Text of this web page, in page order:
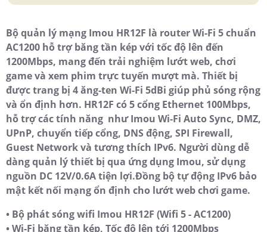
Bộ quản lý mạng Imou HR12F là router Wi-Fi 5 chuẩn
AC1200 hỗ trợ băng tần kép với tốc độ lên đến
1200Mbps, mang đến trải nghiệm lướt web, chơi
game và xem phim trực tuyến mượt mà. Thiết bị
được trang bị 4 ăng-ten Wi-Fi 5dBi giúp phủ sóng rộng
và ổn định hơn. HR12F có 5 cổng Ethernet 100Mbps,
hỗ trợ các tính năng như Imou Wi-Fi Auto Sync, DMZ,
UPnP, chuyển tiếp cổng, DNS động, SPI Firewall,
Guest Network và tương thích IPv6. Người dùng dễ
dàng quản lý thiết bị qua ứng dụng Imou, sử dụng
nguồn DC 12V/0.6A tiện lợi.Đồng bộ tự động IPv6 bảo
mật kết nối mạng ổn định cho lướt web chơi game.
• Bộ phát sóng wifi Imou HR12F (Wifi 5 - AC1200)
• Wi-Fi băng tần kép, Tốc độ lên tới 1200Mbps